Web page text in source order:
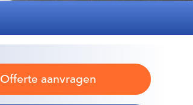
Offerte aanvragen